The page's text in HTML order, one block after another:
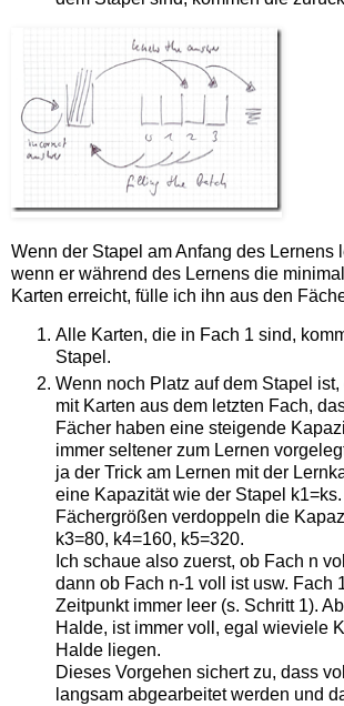
Wenn der Stapel am Anfang des Lernens
wenn er während des Lernens die
Karten erreicht, fülle ich ihn aus den
Alle Karten, die in Fach 1 sind,
Stapel.
Wenn noch Platz auf dem Stapel
mit Karten aus dem letzten Fach,
Fächer haben eine steigende
immer seltener zum Lernen
ja der Trick am Lernen mit der
eine Kapazität wie der Stapel
Fächergrößen verdoppeln die
k3=80, k4=160, k5=320.
Ich schaue also zuerst, ob Fach n
dann ob Fach n-1 voll ist usw. Fach
Zeitpunkt immer leer (s. Schritt 1).
Halde, ist immer voll, egal wieviele
Halde liegen.
Dieses Vorgehen sichert zu, dass
langsam abgearbeitet werden und